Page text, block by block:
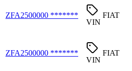
ZFA2500000 *******
VIN
FIAT
ZFA2500000 *******
VIN
FIAT